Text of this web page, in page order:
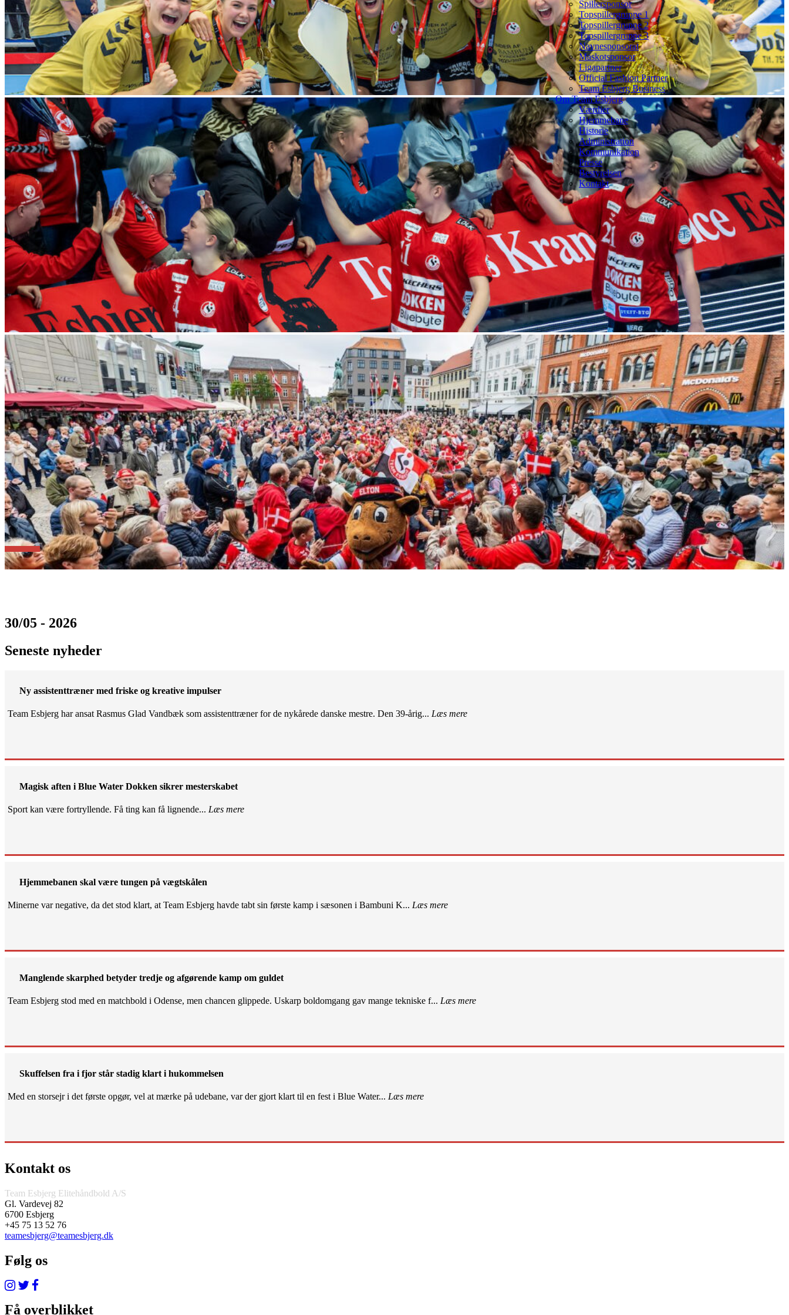
Spillersponsor
Topspillergruppe 1
Topspillergruppe 2
Topspillergruppe 3
Navnesponsorat
Maskotsponsor
Ligapartner
Official Fashion Partner
Team Esbjerg Business
Om Team Esbjerg
Værdier
Hjemmebane
Historie
Administration
Kommunikation
Presse
Bestyrelsen
Kontakt
30/05 - 2026
Seneste nyheder
Ny assistenttræner med friske og kreative impulser
Team Esbjerg har ansat Rasmus Glad Vandbæk som assistenttræner for de nykårede danske mestre. Den 39-årig... Læs mere
Magisk aften i Blue Water Dokken sikrer mesterskabet
Sport kan være fortryllende. Få ting kan få lignende... Læs mere
Hjemmebanen skal være tungen på vægtskålen
Minerne var negative, da det stod klart, at Team Esbjerg havde tabt sin første kamp i sæsonen i Bambuni K... Læs mere
Manglende skarphed betyder tredje og afgørende kamp om guldet
Team Esbjerg stod med en matchbold i Odense, men chancen glippede. Uskarp boldomgang gav mange tekniske f... Læs mere
Skuffelsen fra i fjor står stadig klart i hukommelsen
Med en storsejr i det første opgør, vel at mærke på udebane, var der gjort klart til en fest i Blue Water... Læs mere
Kontakt os
Team Esbjerg Elitehåndbold A/S
Gl. Vardevej 82
6700 Esbjerg
+45 75 13 52 76
teamesbjerg@teamesbjerg.dk
Følg os
Få overblikket